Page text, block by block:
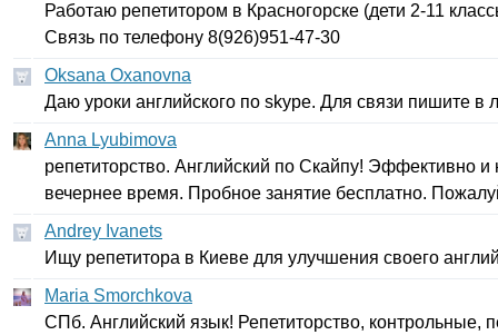
Работаю репетитором в Красногорске (дети 2-11
Связь по телефону 8(926)951-47-30
Oksana Oxanovna
Даю уроки английского по skype. Для связи пишите в
Anna Lyubimova
репетиторство. Английский по Скайпу! Эффективно и
вечернее время. Пробное занятие бесплатно.
Andrey Ivanets
Ищу репетитора в Киеве для улучшения своего
Maria Smorchkova
СПб. Английский язык! Репетиторство, контрольные,